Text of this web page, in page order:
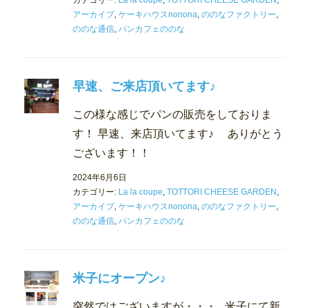
アーカイブ ケーキハウスnonona ののなファクトリー
ののな通信 パンカフェののな
早速、ご来店頂いてます♪
この様な感じでパンの販売をしておりま
す！ 早速、来店頂いてます♪ ありがとう
ございます！！
2024年6月6日
カテゴリー: La la coupe, TOTTORI CHEESE GARDEN ,
アーカイブ, ケーキハウスnonona, ののなファクトリー,
ののな通信, パンカフェののな
米子にオープン♪